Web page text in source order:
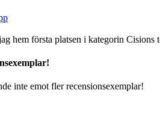
hem första platsen i kategorin
inte emot fler recensionsexemplar!